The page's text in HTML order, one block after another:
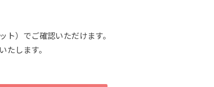
）でご確認いただけます。
します。